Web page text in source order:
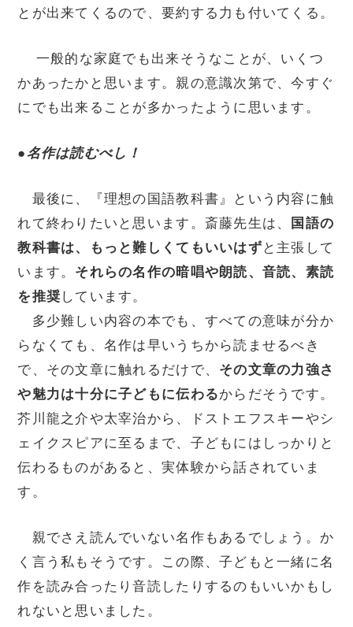
とが出来てくるので、要約する力も付いてくる。
一般的な家庭でも出来そうなことが、いくつ
かあったかと思います。親の意識次第で、今すぐ
にでも出来ることが多かったように思います。
●名作は読むべし！
最後に、『理想の国語教科書』という内容に触
れて終わりたいと思います。斎藤先生は、
国語の
教科書は、もっと難しくてもいいはず と主張して
います。 それらの名作の暗唱や朗読、音読、素読
を推奨 しています。
多少難しい内容の本でも、すべての意味が分か
らなくても、名作は早いうちから読ませるべき
で、その文章に触れるだけで、 その文章の力強さ
や魅力は十分に子どもに伝わるからだそうです。
芥川龍之介や太宰治から、ドストエフスキーやシ
ェイクスピアに至るまで、子どもにはしっかりと
伝わるものがあると、実体験から話されていま
す。
親でさえ読んでいない名作もあるでしょう。か
く言う私もそうです。この際、子どもと一緒に名
作を読み合ったり音読したりするのもいいかもし
れないと思いました。